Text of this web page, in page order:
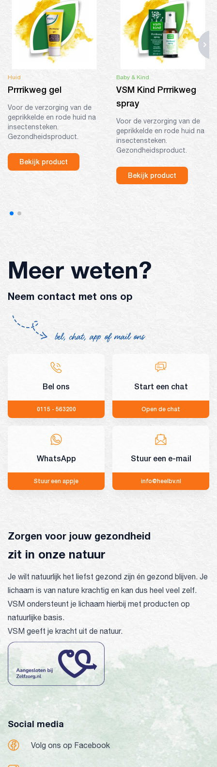
Huid
Prrrikweg gel
Voor de verzorging van de
geprikkelde en rode huid na
insectensteken.
Gezondheidsproduct.
Bekijk product
Baby & Kind
VSM Kind Prrrikweg
spray
Voor de verzorging van de
geprikkelde en rode huid na
insectensteken.
Gezondheidsproduct.
Bekijk product
Meer weten?
Neem contact met ons op
bel, chat, app of mail ons
Bel ons
0115 - 563200
Start een chat
Open de chat
WhatsApp
Stuur een appje
Stuur een e-mail
info@heelbv.nl
Zorgen voor jouw gezondheid
zit in onze natuur
Je wilt natuurlijk het liefst gezond zijn én gezond blijven. Je
lichaam is van nature krachtig en kan dus heel veel zelf.
VSM ondersteunt je lichaam hierbij met producten op
natuurlijke basis.
VSM geeft je kracht uit de natuur.
Social media
Volg ons op Facebook